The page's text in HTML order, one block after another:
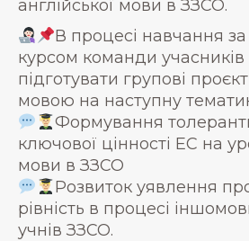
англійської мови в ЗЗСО.
В процесі навчання
курсом команди
підготувати групові
мовою на наступну
Формування
ключової цінності ЕС на
мови в ЗЗСО
Розвиток уявлення
рівність в процесі
учнів ЗЗСО.